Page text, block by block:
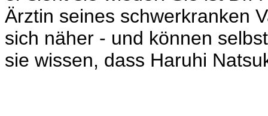
Ärztin seines schwerkranken
sich näher - und können
sie wissen, dass Haruhi